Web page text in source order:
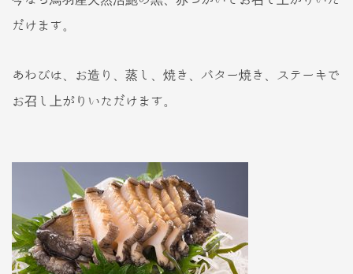
だけます。
あわびは、お造り、蒸し、焼き、バター焼き、ステーキで
お召し上がりいただけます。